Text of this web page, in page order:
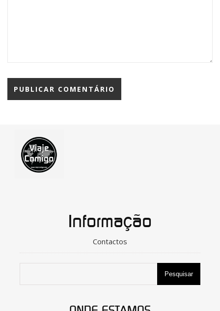
Informação
Contactos
Pesquisar